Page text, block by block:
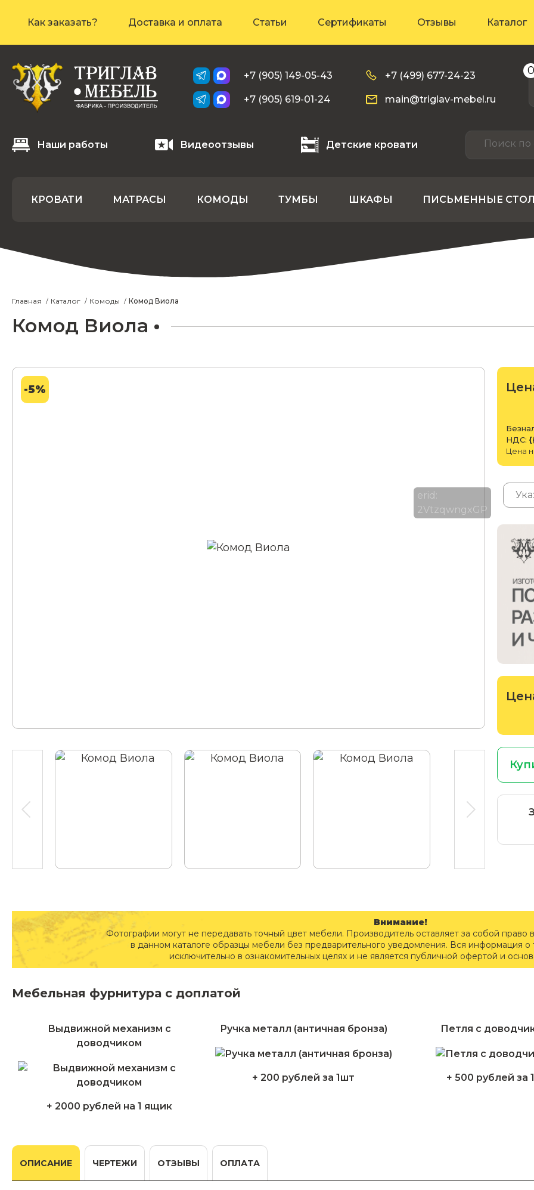
Как заказать? Доставка и оплата Статьи Сертификаты Отзывы Каталог
+7 (905) 149-05-43
+7 (905) 619-01-24
+7 (499) 677-24-23
main@triglav-mebel.ru
0
Наши работы Видеоотзывы Детские кровати
КРОВАТИ МАТРАСЫ КОМОДЫ ТУМБЫ ШКАФЫ ПИСЬМЕННЫЕ
Главная Каталог Комоды Комод Виола
Комод Виола
-5%
НДС:
Цена
erid:
2VtzqwngxGP
Внимание!
Фотографии могут не передавать точный цвет мебели. Производитель оставляет за собой право
в данном каталоге образцы мебели без предварительного уведомления. Вся информация о
исключительно в ознакомительных целях и не является публичной офертой и
Мебельная фурнитура с доплатой
Выдвижной механизм с
доводчиком
+ 2000 рублей на 1 ящик
Ручка металл (античная бронза)
+ 200 рублей за 1шт
Петля с
+ 500 рублей за
ОПИСАНИЕ ЧЕРТЕЖИ ОТЗЫВЫ ОПЛАТА